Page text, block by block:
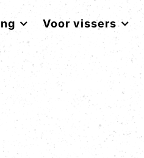
Voor vissers